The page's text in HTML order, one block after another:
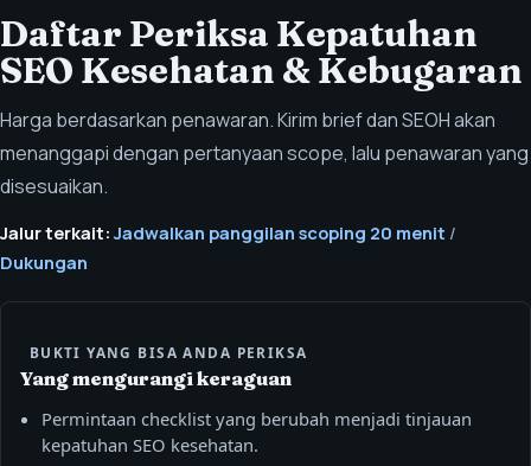
Daftar Periksa Kepatuhan
SEO Kesehatan & Kebugaran
Harga berdasarkan penawaran. Kirim brief dan SEOH akan
menanggapi dengan pertanyaan scope, lalu penawaran yang
disesuaikan.
Jalur terkait: Jadwalkan panggilan scoping 20 menit /
Dukungan
BUKTI YANG BISA ANDA PERIKSA
Yang mengurangi keraguan
Permintaan checklist yang berubah menjadi tinjauan
kepatuhan SEO kesehatan.